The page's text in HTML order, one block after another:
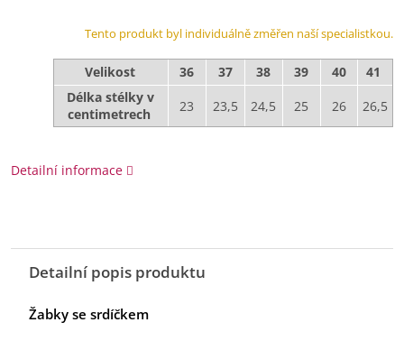
Tento produkt byl individuálně změřen naší specialistkou.
Velikost 36 37 38 39 40
41
Délka stélky v
centimetrech
23 23,5 24,5 25 26 26,5
Detailní informace
Detailní popis produktu
Žabky se srdíčkem